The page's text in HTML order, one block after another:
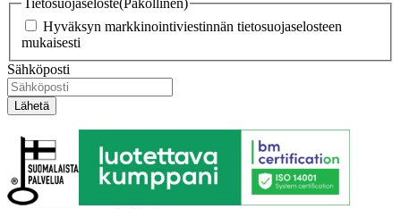
Tietosuojaseloste(Pakollinen)
Hyväksyn markkinointiviestinnän tietosuojaselosteen
mukaisesti
Sähköposti